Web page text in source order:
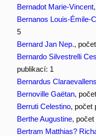
Bernadot Marie-Vincent
Bernanos Louis-Émile-
5
Bernard Jan Nep.,
Bernardo Silvestrelli
publikací: 1
Bernardus
Bernoville Gaëtan,
Berruti Celestino, počet
Berthe Augustine, počet
Bertram Matthias?